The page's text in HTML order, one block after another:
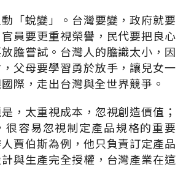
「蛻變」。台灣要變，政府就要
員要更重視榮譽，民代要把良心
膽嘗試。台灣人的膽識太小，因
父母要學習勇於放手，讓兒女一
際，走出台灣與全世界競爭。
，太重視成本，忽視創造價值；
很容易忽視制定產品規格的重要
賈伯斯為例，他只負責訂定產品
與生產完全授權，台灣產業在這